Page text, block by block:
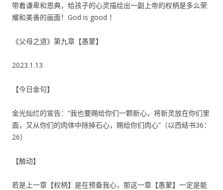
带着谦卑和恩典，给孩子的心灵描绘出一副上帝的权柄是多么荣
耀和美善的画面！God is good ！
《父母之道》第九章【愚蒙】
2023.1.13
【今日金句】
金光灿烂的宣告：“我也要赐给你们一颗新心，将新灵放在你们里
面，又从你们的肉体中除掉石心，赐给你们肉心”（以西结书36：
26）
【触动】
若是上一章【权柄】是在预备我心，那这一章【愚蒙】一定是能